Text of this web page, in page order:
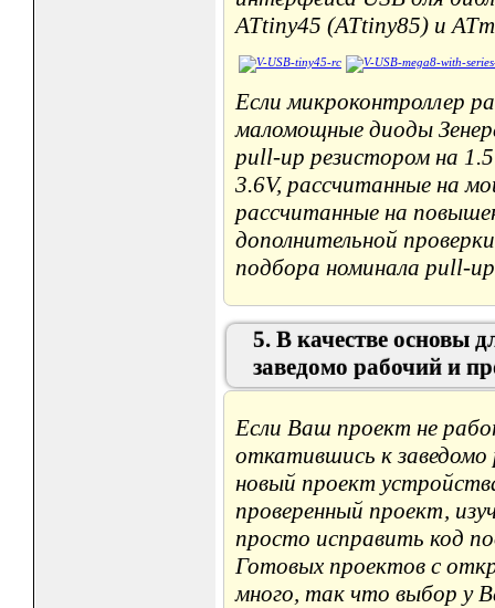
ATtiny45 (ATtiny85) и
Если микроконтроллер
маломощные диоды
pull-up резистором на
3.6V, рассчитанные на
рассчитанные на
дополнительной
подбора номинала pull-
5. В качестве основы
заведомо рабочий и
Если Ваш проект не
откатившись к
новый проект
проверенный проект,
просто исправить код
Готовых проектов с
много, так что выбор у